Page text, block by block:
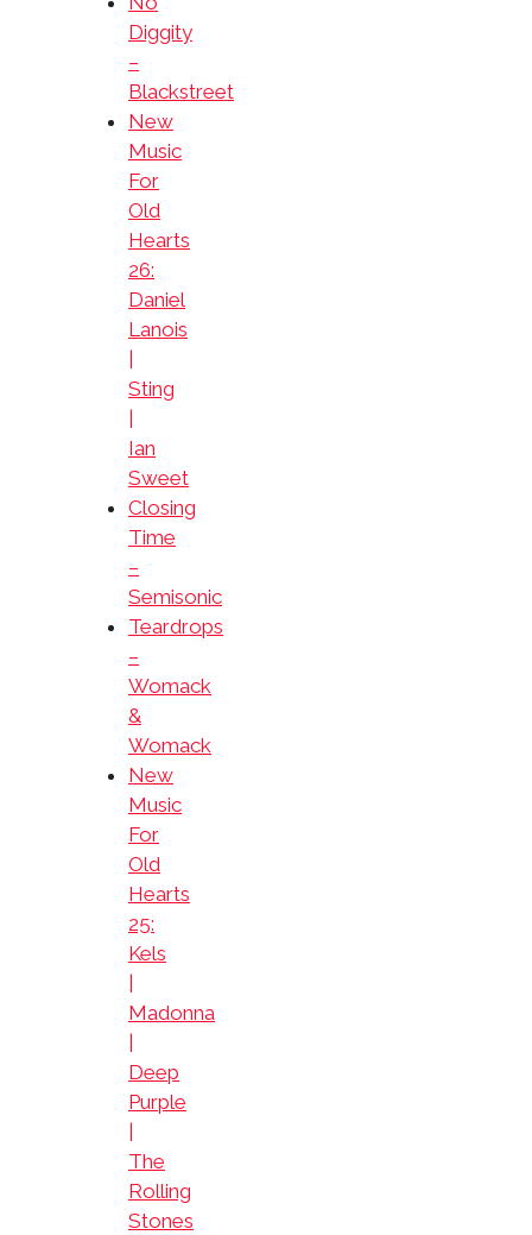
Diggity
–
Blackstreet
New
Music
For
Old
Hearts
26:
Daniel
Lanois
Sting
Ian
Sweet
Closing
Time
–
Semisonic
Teardrops
–
Womack
&
Womack
New
Music
For
Old
Hearts
25:
Kels
Madonna
Deep
Purple
The
Rolling
Stones